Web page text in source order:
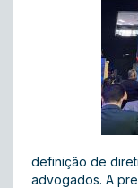
definição de
advogados. A